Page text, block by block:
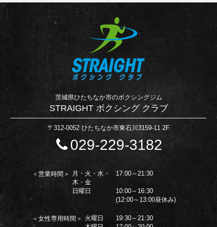
茨城県ひたちなか市のボクシングジム
STRAIGHT ボクシング クラブ
〒312-0052 ひたちなか市東石川3159-11 2F
029-229-3182
＜営業時間＞
月・火・水・
木・金
17:00～21:30
日曜日
10:00～16:30
(12:00～13:00昼休み)
＜女性専用時間＞ 火曜日
19:30～21:30